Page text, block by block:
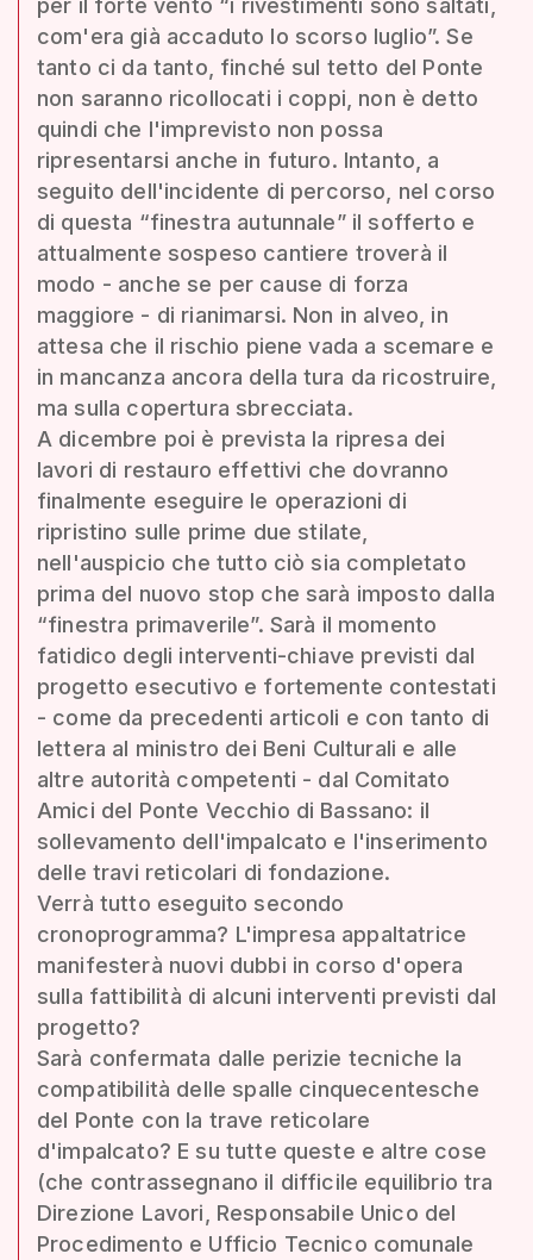
per il forte vento “i rivestimenti sono saltati,
com'era già accaduto lo scorso luglio”. Se
tanto ci da tanto, finché sul tetto del Ponte
non saranno ricollocati i coppi, non è detto
quindi che l'imprevisto non possa
ripresentarsi anche in futuro. Intanto, a
seguito dell'incidente di percorso, nel corso
di questa “finestra autunnale” il sofferto e
attualmente sospeso cantiere troverà il
modo - anche se per cause di forza
maggiore - di rianimarsi. Non in alveo, in
attesa che il rischio piene vada a scemare e
in mancanza ancora della tura da ricostruire,
ma sulla copertura sbrecciata.
A dicembre poi è prevista la ripresa dei
lavori di restauro effettivi che dovranno
finalmente eseguire le operazioni di
ripristino sulle prime due stilate,
nell'auspicio che tutto ciò sia completato
prima del nuovo stop che sarà imposto dalla
“finestra primaverile”. Sarà il momento
fatidico degli interventi-chiave previsti dal
progetto esecutivo e fortemente contestati
- come da precedenti articoli e con tanto di
lettera al ministro dei Beni Culturali e alle
altre autorità competenti - dal Comitato
Amici del Ponte Vecchio di Bassano: il
sollevamento dell'impalcato e l'inserimento
delle travi reticolari di fondazione.
Verrà tutto eseguito secondo
cronoprogramma? L'impresa appaltatrice
manifesterà nuovi dubbi in corso d'opera
sulla fattibilità di alcuni interventi previsti dal
progetto?
Sarà confermata dalle perizie tecniche la
compatibilità delle spalle cinquecentesche
del Ponte con la trave reticolare
d'impalcato? E su tutte queste e altre cose
(che contrassegnano il difficile equilibrio tra
Direzione Lavori, Responsabile Unico del
Procedimento e Ufficio Tecnico comunale